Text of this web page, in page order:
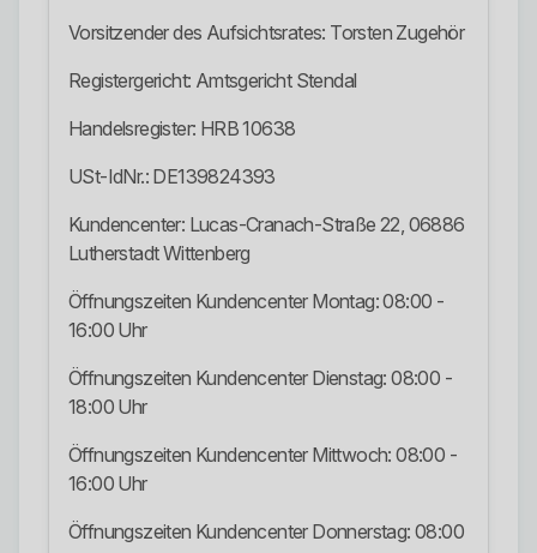
Vorsitzender des Aufsichtsrates: Torsten Zugehör
Registergericht: Amtsgericht Stendal
Handelsregister: HRB 10638
USt-IdNr.: DE139824393
Kundencenter: Lucas-Cranach-Straße 22, 06886
Lutherstadt Wittenberg
Öffnungszeiten Kundencenter Montag: 08:00 -
16:00 Uhr
Öffnungszeiten Kundencenter Dienstag: 08:00 -
18:00 Uhr
Öffnungszeiten Kundencenter Mittwoch: 08:00 -
16:00 Uhr
Öffnungszeiten Kundencenter Donnerstag: 08:00